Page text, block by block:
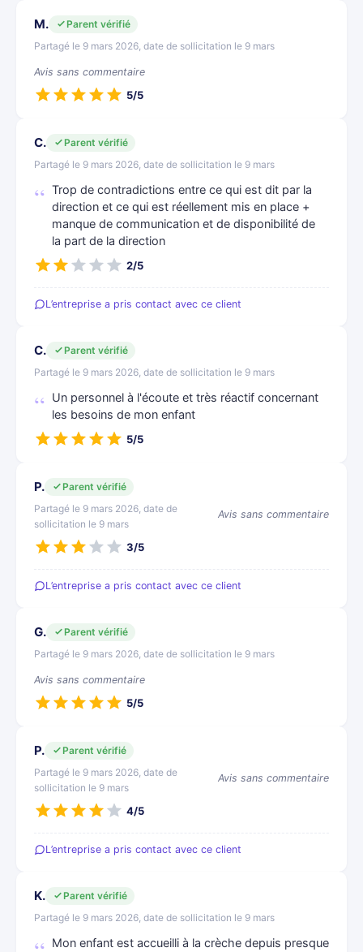
M.
Parent vérifié
Partagé le 9 mars 2026, date de sollicitation le 9 mars
Avis sans commentaire
5/5
C.
Parent vérifié
Partagé le 9 mars 2026, date de sollicitation le 9 mars
Trop de contradictions entre ce qui est dit par la
direction et ce qui est réellement mis en place +
manque de communication et de disponibilité de
la part de la direction
2/5
L’entreprise a pris contact avec ce client
C.
Parent vérifié
Partagé le 9 mars 2026, date de sollicitation le 9 mars
Un personnel à l'écoute et très réactif concernant
les besoins de mon enfant
5/5
P.
Parent vérifié
Partagé le 9 mars 2026, date de
sollicitation le 9 mars
Avis sans commentaire
3/5
L’entreprise a pris contact avec ce client
G.
Parent vérifié
Partagé le 9 mars 2026, date de sollicitation le 9 mars
Avis sans commentaire
5/5
P.
Parent vérifié
Partagé le 9 mars 2026, date de
sollicitation le 9 mars
Avis sans commentaire
4/5
L’entreprise a pris contact avec ce client
K.
Parent vérifié
Partagé le 9 mars 2026, date de sollicitation le 9 mars
Mon enfant est accueilli à la crèche depuis presque